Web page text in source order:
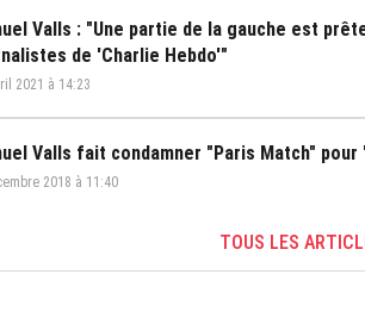
Valls : "Une partie de la gauche est
de 'Charlie Hebdo'"
2021 à 14:23
Valls fait condamner "Paris Match"
2018 à 11:40
TOUS LES